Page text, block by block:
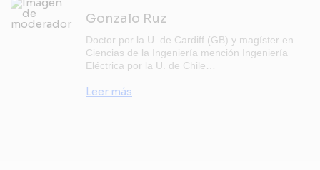
Gonzalo Ruz
Doctor por la U. de Cardiff (GB) y magíster en
Ciencias de la Ingeniería mención Ingeniería
Eléctrica por la U. de Chile…
Leer más